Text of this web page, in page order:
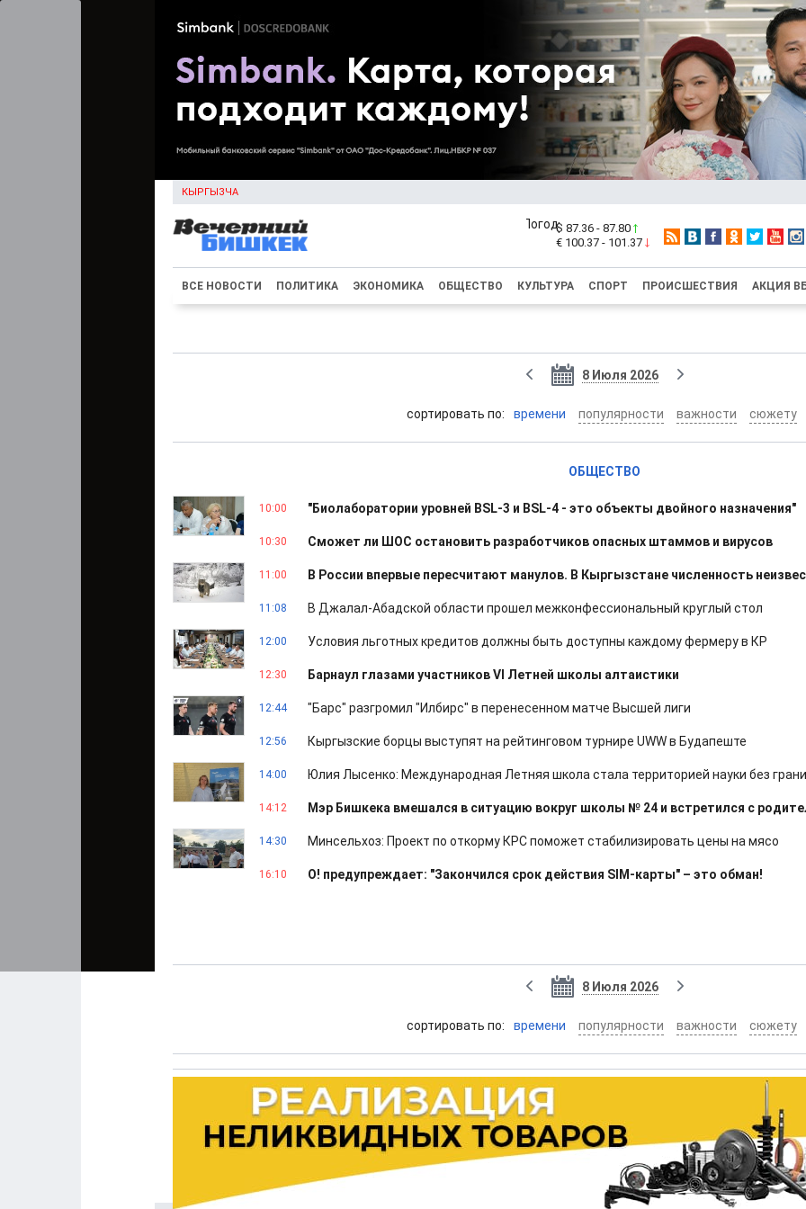
КЫРГЫЗЧА
$ 87.36 - 87.80
€ 100.37 - 101.37
ВСЕ НОВОСТИ ПОЛИТИКА ЭКОНОМИКА ОБЩЕСТВО КУЛЬТУРА СПОРТ ПРОИСШЕСТВИЯ АКЦИЯ
8 Июля 2026
cортировать по: времени популярности важности сюжету
ОБЩЕСТВО
10:00 "Биолаборатории уровней BSL-3 и BSL-4 - это объекты двойного назначения"
10:30 Сможет ли ШОС остановить разработчиков опасных штаммов и вирусов
11:00 В России впервые пересчитают манулов. В Кыргызстане численность
11:08 В Джалал-Абадской области прошел межконфессиональный круглый стол
12:00 Условия льготных кредитов должны быть доступны каждому фермеру в КР
12:30 Барнаул глазами участников VI Летней школы алтаистики
12:44 "Барс" разгромил "Илбирс" в перенесенном матче Высшей лиги
12:56 Кыргызские борцы выступят на рейтинговом турнире UWW в Будапеште
14:00 Юлия Лысенко: Международная Летняя школа стала территорией науки без
14:12 Мэр Бишкека вмешался в ситуацию вокруг школы № 24 и встретился с
14:30 Минсельхоз: Проект по откорму КРС поможет стабилизировать цены на мясо
16:10 О! предупреждает: "Закончился срок действия SIM-карты" – это обман!
8 Июля 2026
cортировать по: времени популярности важности сюжету